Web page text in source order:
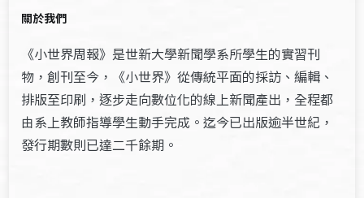
關於我們
《小世界周報》是世新大學新聞學系所學生的實習刊
物，創刊至今，《小世界》從傳統平面的採訪、編輯、
排版至印刷，逐步走向數位化的線上新聞產出，全程都
由系上教師指導學生動手完成。迄今已出版逾半世紀，
發行期數則已達二千餘期。